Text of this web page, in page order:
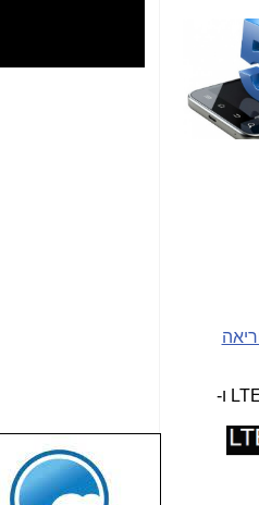
ו-
שבוע טוב לכל
הגולשים באשר